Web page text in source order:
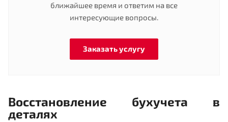
ближайшее время и ответим на все
интересующие вопросы.
Заказать услугу
Восстановление бухучета в
деталях